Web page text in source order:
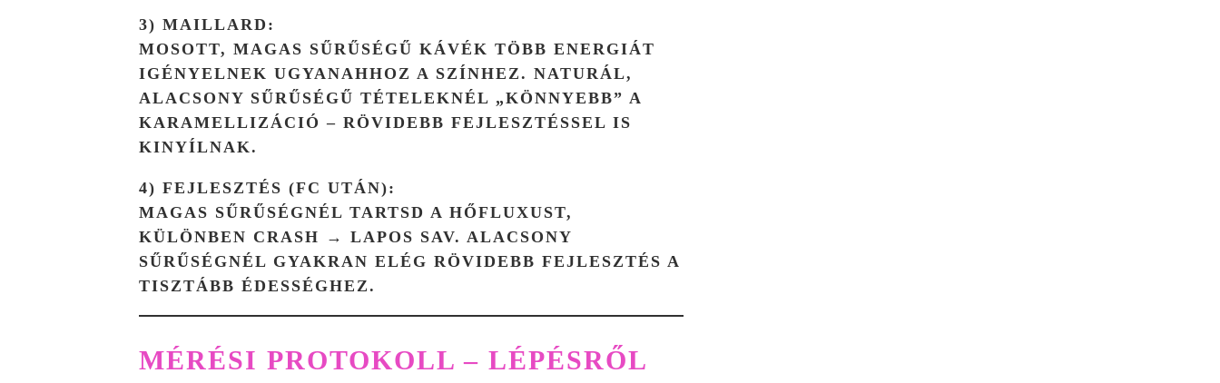
3) MAILLARD:
MOSOTT, MAGAS SŰRŰSÉGŰ KÁVÉK TÖBB ENERGIÁT
IGÉNYELNEK UGYANAHHOZ A SZÍNHEZ. NATURÁL,
ALACSONY SŰRŰSÉGŰ TÉTELEKNÉL „KÖNNYEBB” A
KARAMELLIZÁCIÓ – RÖVIDEBB FEJLESZTÉSSEL IS
KINYÍLNAK.
4) FEJLESZTÉS (FC UTÁN):
MAGAS SŰRŰSÉGNÉL TARTSD A HŐFLUXUST,
KÜLÖNBEN CRASH → LAPOS SAV. ALACSONY
SŰRŰSÉGNÉL GYAKRAN ELÉG RÖVIDEBB FEJLESZTÉS A
TISZTÁBB ÉDESSÉGHEZ.
MÉRÉSI PROTOKOLL – LÉPÉSRŐL